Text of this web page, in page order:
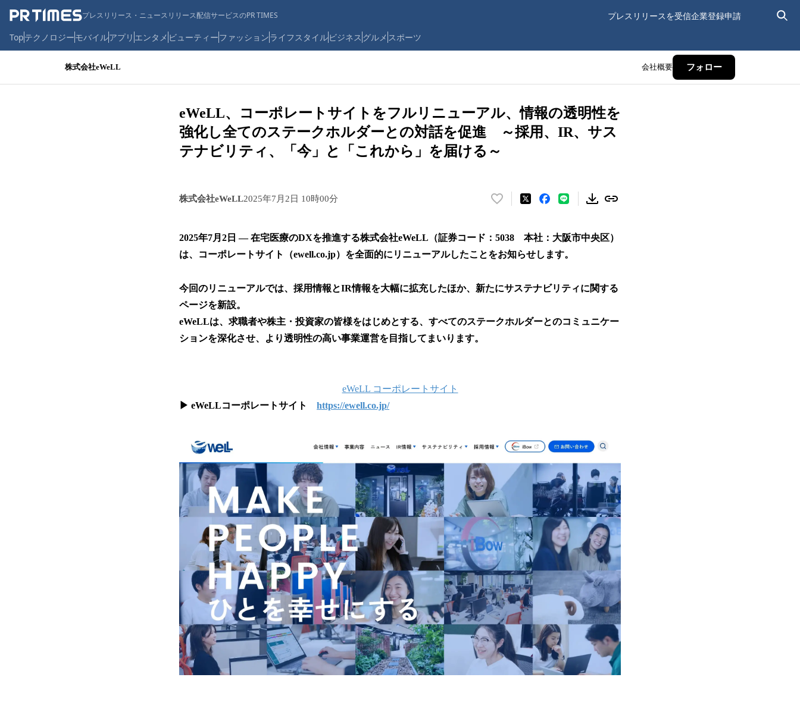
プレスリリース・ニュースリリース配信サービスのPR TIMES プレスリリースを受信企業登録申請
Topテクノロジーモバイルアプリ エンタメ ビューティーファッションライフスタイルビジネス グルメ スポーツ
株式会社eWeLL 会社概要 フォロー
eWeLL、コーポレートサイトをフルリニューアル、情報の透明性を
強化し全てのステークホルダーとの対話を促進 ～採用、IR、サス
テナビリティ、「今」と「これから」を届ける～
株式会社eWeLL2025年7月2日 10時00分
い
！
数
み
み
中
2025年7月2日 — 在宅医療のDXを推進する株式会社eWeLL（証券コード：5038 本社：大阪市中央区）
は、コーポレートサイト（ewell.co.jp）を全面的にリニューアルしたことをお知らせします。
今回のリニューアルでは、採用情報とIR情報を大幅に拡充したほか、新たにサステナビリティに関する
ページを新設。
eWeLLは、求職者や株主・投資家の皆様をはじめとする、すべてのステークホルダーとのコミュニケー
ションを深化させ、より透明性の高い事業運営を目指してまいります。
eWeLL コーポレートサイト
▶ eWeLLコーポレートサイト https://ewell.co.jp/